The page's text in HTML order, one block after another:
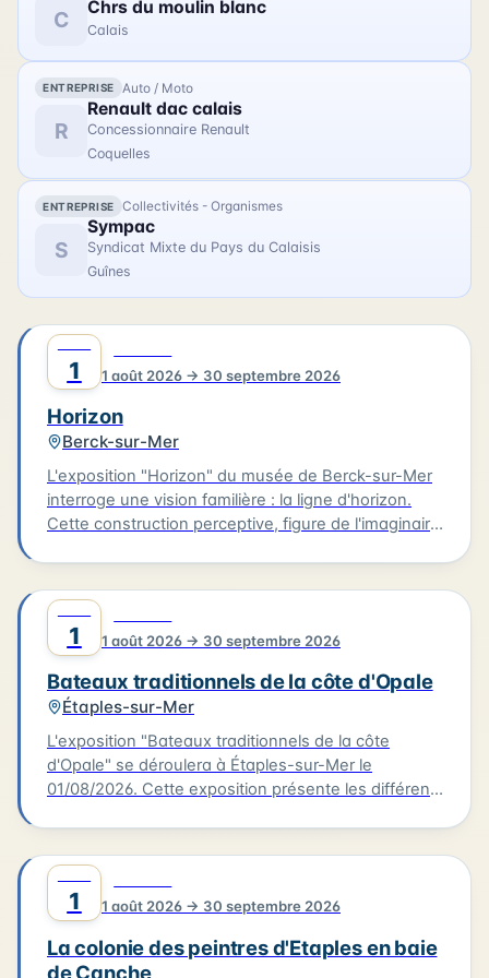
France, Béliard & Crighton. Le parcours se prolonge
avec des photographies contemporaines réalisées
lors de la restauration du trois-mâts Duchesse
Anne au chantier Damen.
C Chrs du moulin blanc
Calais
ENTREPRISE Auto / Moto
R
Renault dac calais
Concessionnaire Renault
Coquelles
ENTREPRISE Collectivités - Organismes
S
Sympac
Syndicat Mixte du Pays du Calaisis
Guînes
1 1 août 2026 → 30 septembre 2026
Horizon
Berck-sur-Mer
L'exposition "Horizon" du musée de Berck-sur-Mer
interroge une vision familière : la ligne d'horizon.
Cette construction perceptive, figure de l'imaginaire
vers quoi nous tendons. L'exposition rassemble les
peintres de l'Ecole de Berck dans un accrochage où
les horizons alignés proposent une promenade
imaginaire le long du rivage, de la plage aux dunes,
du crépuscule à l'aube. L'exposition "Horizon" aura
lieu au musée de Berck-sur-Mer le 01/08/2026.
1 1 août 2026 → 30 septembre 2026
Bateaux traditionnels de la côte d'Opale
Étaples-sur-Mer
L'exposition "Bateaux traditionnels de la côte
d'Opale" se déroulera à Étaples-sur-Mer le
01/08/2026. Cette exposition présente les différents
moitié du XIXème siècle à 1950. Les visiteurs
pourront découvrir les spécificités de ces bateaux
de pêche qui ont façonné l'histoire de la région.
située sur la côte d'Opale.
1 1 août 2026 → 30 septembre 2026
La colonie des peintres d'Etaples en baie
de Canche